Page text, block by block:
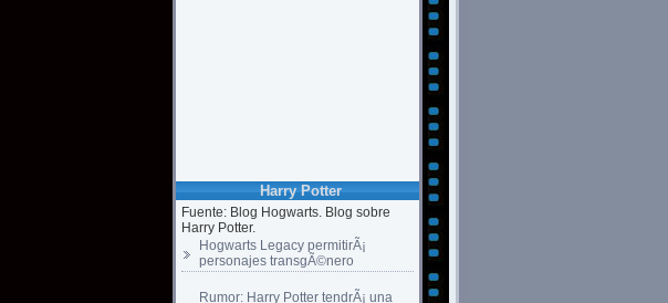
Harry Potter
Fuente: Blog Hogwarts. Blog sobre
Harry Potter.
Hogwarts Legacy permitirÃ¡
personajes transgÃ©nero
Rumor: Harry Potter tendrÃ¡ una